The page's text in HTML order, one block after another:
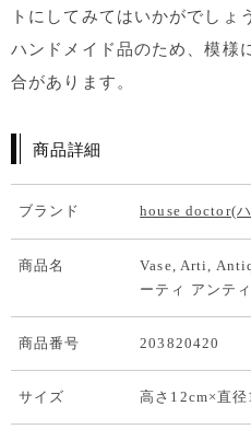
トにしてみてはいかがでしょ
ハンドメイド品のため、模様
合があります。
商品詳細
ブランド house doctor(
商品名
Vase, Arti,
ーティ アンテ
商品番号 203820420
サイズ 高さ12cm×直径